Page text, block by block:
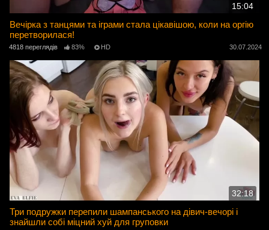
15:04
Вечірка з танцями та іграми стала цікавішою, коли на оргію
перетворилася!
4818 переглядів 83% HD 30.07.2024
32:18
Три подружки перепили шампанського на дівич-вечорі і
знайшли собі міцний хуй для груповки